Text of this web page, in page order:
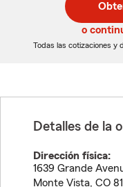
de
5
de
5
o
Todas las cotizaciones y
Detalles de la
Dirección física:
1639 Grande
Monte Vista, CO